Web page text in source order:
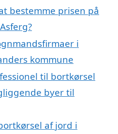
bestemme prisen på
i
kommune
til bortkørsel
byer til
af jord i